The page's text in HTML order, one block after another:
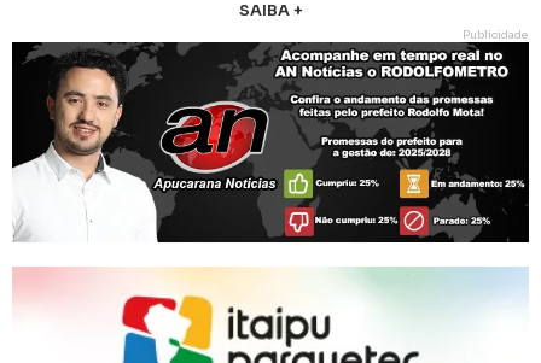
SAIBA +
Publicidade